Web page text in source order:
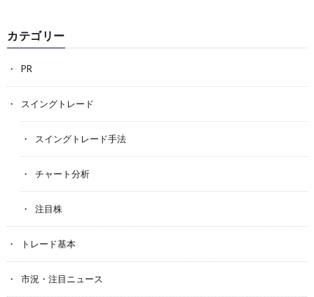
カテゴリー
PR
スイングトレード
スイングトレード手法
チャート分析
注目株
トレード基本
市況・注目ニュース